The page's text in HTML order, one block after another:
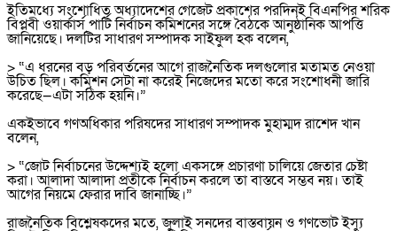
ইতিমধ্যে সংশোধিত অধ্যাদেশের গেজেট প্রকাশের পরদিনই বিএনপির শরিক
বিপ্লবী ওয়ার্কার্স পার্টি নির্বাচন কমিশনের সঙ্গে বৈঠকে আনুষ্ঠানিক আপত্তি
জানিয়েছে। দলটির সাধারণ সম্পাদক সাইফুল হক বলেন,
> “এ ধরনের বড় পরিবর্তনের আগে রাজনৈতিক দলগুলোর মতামত নেওয়া
উচিত ছিল। কমিশন সেটা না করেই নিজেদের মতো করে সংশোধনী জারি
করেছে—এটা সঠিক হয়নি।”
একইভাবে গণঅধিকার পরিষদের সাধারণ সম্পাদক মুহাম্মদ রাশেদ খান
বলেন,
> “জোট নির্বাচনের উদ্দেশ্যই হলো একসঙ্গে প্রচারণা চালিয়ে জেতার চেষ্টা
করা। আলাদা আলাদা প্রতীকে নির্বাচন করলে তা বাস্তবে সম্ভব নয়। তাই
আগের নিয়মে ফেরার দাবি জানাচ্ছি।”
রাজনৈতিক বিশ্লেষকদের মতে, জুলাই সনদের বাস্তবায়ন ও গণভোট ইস্যু